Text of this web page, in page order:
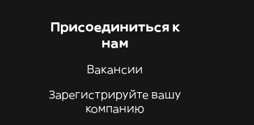
Присоединиться к
нам
Вакансии
Зарегистрируйте вашу
компанию